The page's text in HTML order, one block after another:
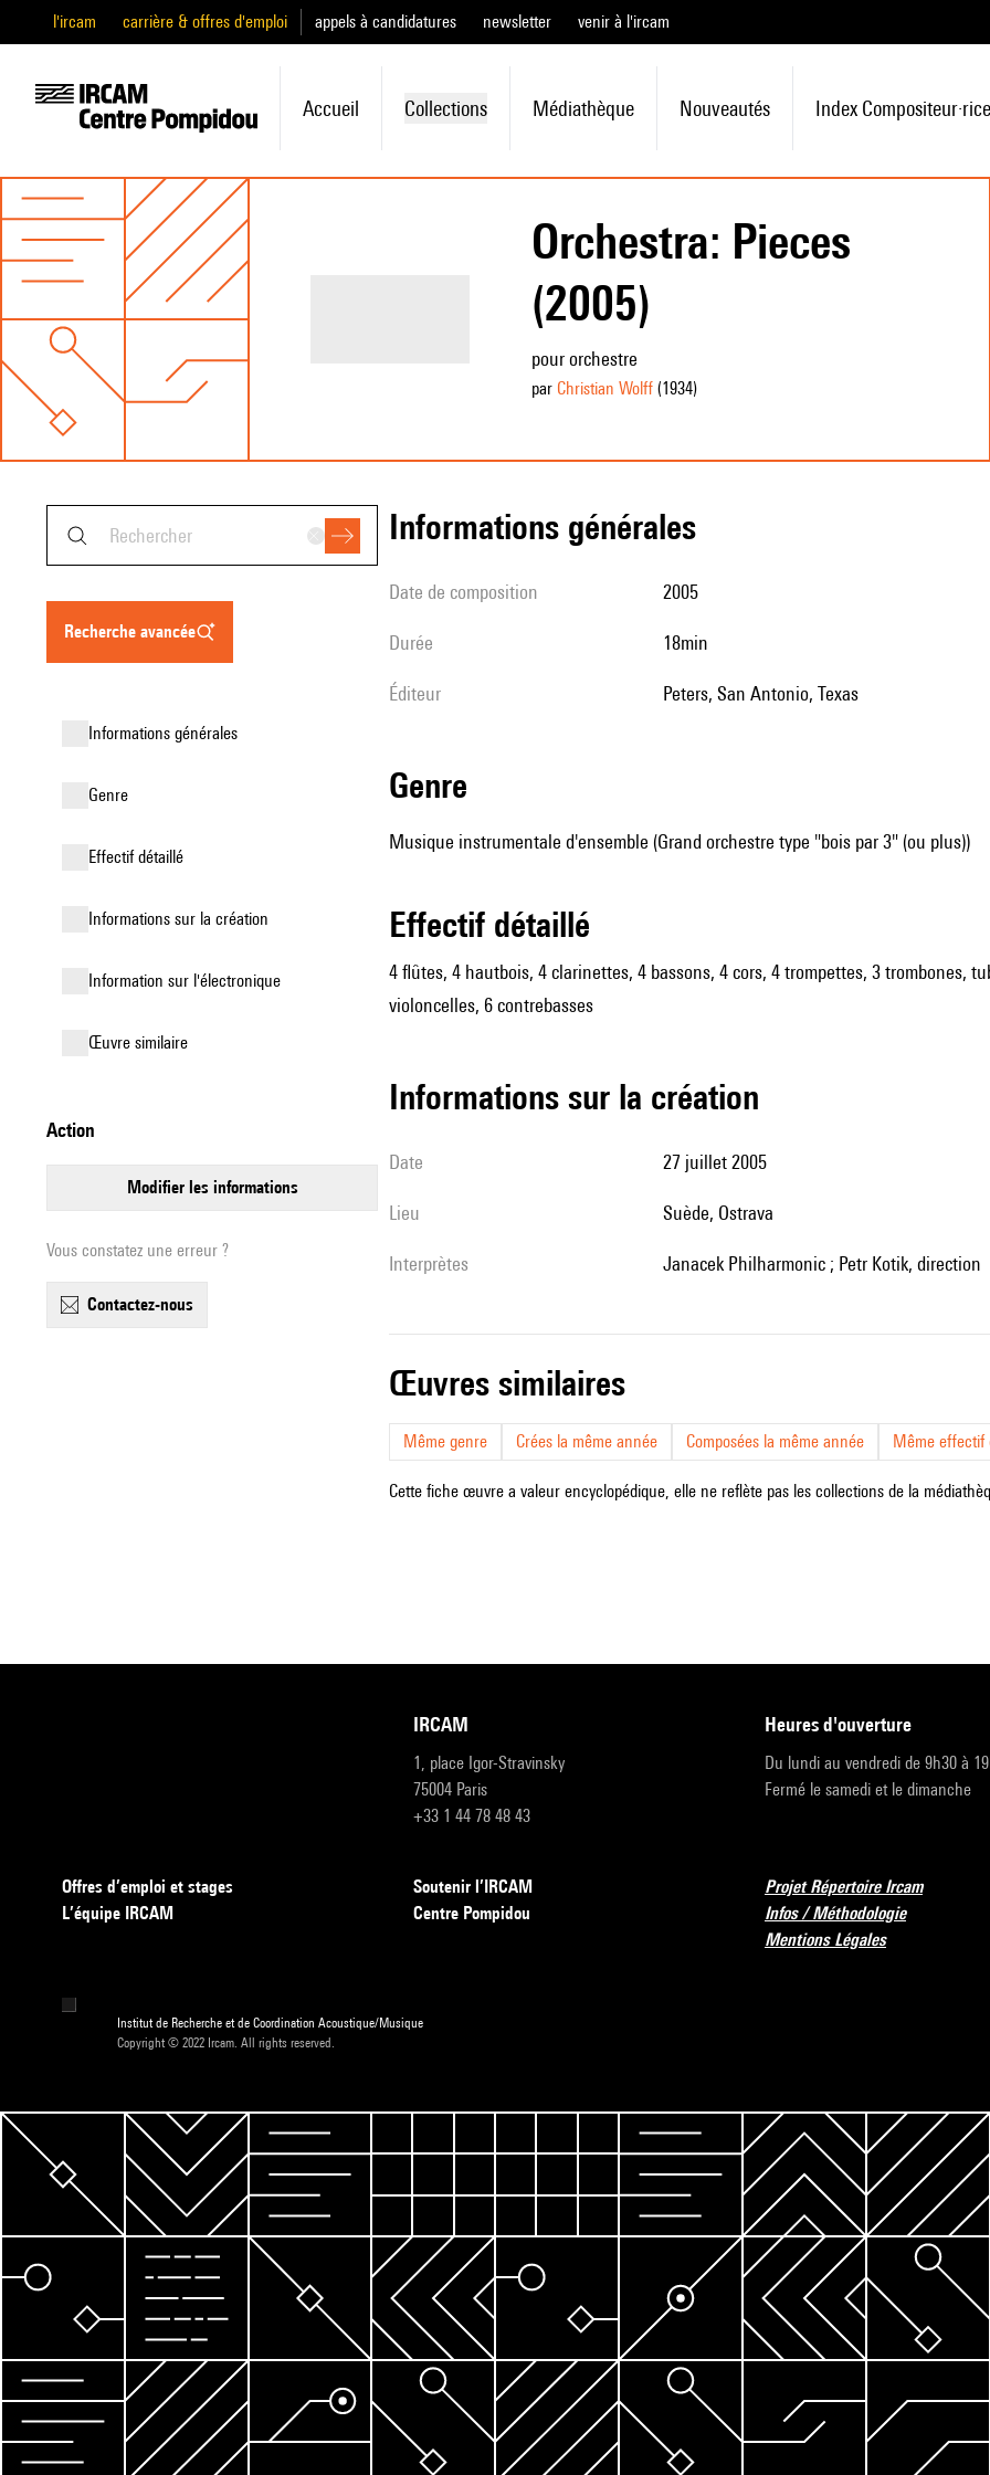
l'ircam carrière & offres d'emploi appels à candidatures newsletter venir à l'ircam
Accueil Collections Médiathèque Nouveautés Index Compositeur·rice
Orchestra: Pieces
(2005)
pour orchestre
par Christian Wolff(1934)
recherche avancée
informations générales
genre
effectif détaillé
informations sur la création
Information sur l'électronique
œuvre similaire
action
modifier les informations
Vous constatez une erreur ?
contactez-nous
informations générales
date de composition 2005
durée 18min
éditeur Peters, San Antonio, Texas
genre
Musique instrumentale d'ensemble (Grand orchestre type "bois par 3" (ou plus))
effectif détaillé
4 flûtes, 4 hautbois, 4 clarinettes, 4 bassons, 4 cors, 4 trompettes, 3 trombones,
violoncelles, 6 contrebasses
informations sur la création
date 27 juillet 2005
lieu Suède, Ostrava
interprètes Janacek Philharmonic ; Petr Kotik, direction
œuvres similaires
Même genre Crées la même année Composées la même année Même effectif
Cette fiche œuvre a valeur encyclopédique, elle ne reflète pas les collections de la
IRCAM
1, place Igor-Stravinsky
75004 Paris
+33 1 44 78 48 43
heures d'ouverture
Du lundi au vendredi de 9h30 à
Fermé le samedi et le dimanche
Offres d’emploi et stages
L’équipe IRCAM
Soutenir l’IRCAM
Centre Pompidou
Projet Répertoire Ircam
Infos / Méthodologie
Mentions Légales
Institut de Recherche et de Coordination Acoustique/Musique
Copyright © 2022 Ircam. All rights reserved.